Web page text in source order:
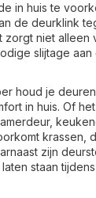
in huis te
de deurklink
zorgt niet alleen
slijtage
houd je
in huis. Of
krassen,
zijn
staan